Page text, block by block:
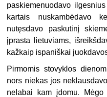
paskiemenuodavo
kartais nuskambėdavo
nutęsdavo paskutinį
įprasta lietuviams,
kažkaip ispaniškai
Pirmomis stovyklos
nors niekas jos
nelabai kam įdomu.